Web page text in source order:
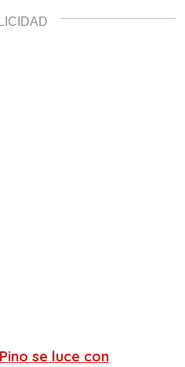
se luce con